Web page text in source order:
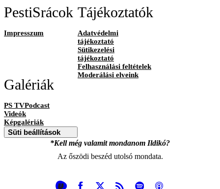
PestiSrácok
Impresszum
Tájékoztatók
Adatvédelmi
tájékoztató
Sütikezelési
tájékoztató
Felhasználási feltételek
Moderálási elveink
Galériák
PS TVPodcast
Videók
Képgalériák
Süti beállítások
*Kell még valamit mondanom Ildikó?
Az őszödi beszéd utolsó mondata.